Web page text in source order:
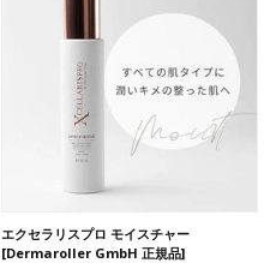
エクセラリスプロ モイスチャー
[Dermaroller GmbH 正規品]